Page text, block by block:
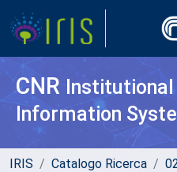
CNR
Information
IRIS Catalogo Ricerca